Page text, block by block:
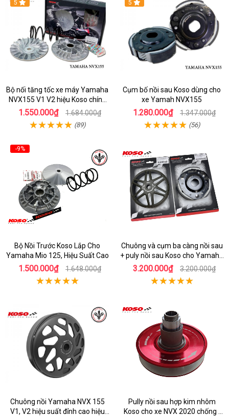
5
Bộ nối tăng tốc xe máy Yamaha
NVX155 V1 V2 hiệu Koso chính
hãng
1.550.000₫ 1.684.000₫
(89)
5
Cụm bố nồi sau Koso dùng cho
xe Yamah NVX155
1.280.000₫ 1.347.000₫
(56)
-9%
Bộ Nồi Trước Koso Lắp Cho
Yamaha Mio 125, Hiệu Suất Cao
1.500.000₫ 1.648.000₫
Chuông và cụm ba càng nồi sau
+ puly nồi sau Koso cho Yamaha
Mio 125
3.200.000₫ 3.200.000₫
Chuông nồi Yamaha NVX 155
V1, V2 hiệu suất đỉnh cao hiệu
Pully nồi sau hợp kim nhôm
Koso cho xe NVX 2020 chống ì